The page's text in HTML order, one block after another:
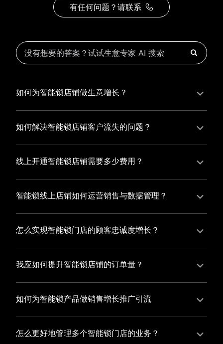
有任何问题？请联系
如何为智能锁店铺做生意增长？
为智能锁店铺实现持续生意增长，您可以通过有赞新零
售的一体化解决方案，整合线上线下资源，实现商品管
店铺的运营效率，促进业务增长。
如何解决智能锁店铺客户流失的问题？
智能锁店铺精细化运营，有赞私域运营助您轻松解决客
户流失问题，通过有赞微商城、有赞小程序商城搭建专
复购率，实现业绩增长！
线上开通智能锁店铺需要多少费用？
选择有赞新零售，您可以开通智能锁店铺，快速搭建属
于您的有赞微商城，我们为您提供有赞微商城、有赞私
您共同打造独具特色的品牌，携手共创辉煌事业！
智能锁线上店铺如何运营销售与数据管理？
有赞新零售旗下的有赞微商城、有赞私域运营和有赞小
程序商城，为您的线上店铺提供一站式解决方案，从运
态。
怎么实现智能锁门店的顾客忠诚度增长？
您可以使用有赞的会员管理系统，建立自己的会员体
系，通过赠送积分、折扣等福利来吸引顾客再次购买，
度。
我应如何提升智能锁店铺的订单量？
您可以使用有赞的裂变营销功能，通过给用户发放优惠
券、邀请好友等方式，吸引更多的用户下单购买，并激
如何为智能锁产品做销售增长推广引流
有赞新零售旗下产品营销工具、比如优惠券、满减活动
等，吸引更多客户到店消费。另外，通过有赞的微信公
怎么更好地管理多个智能锁门店的业务？